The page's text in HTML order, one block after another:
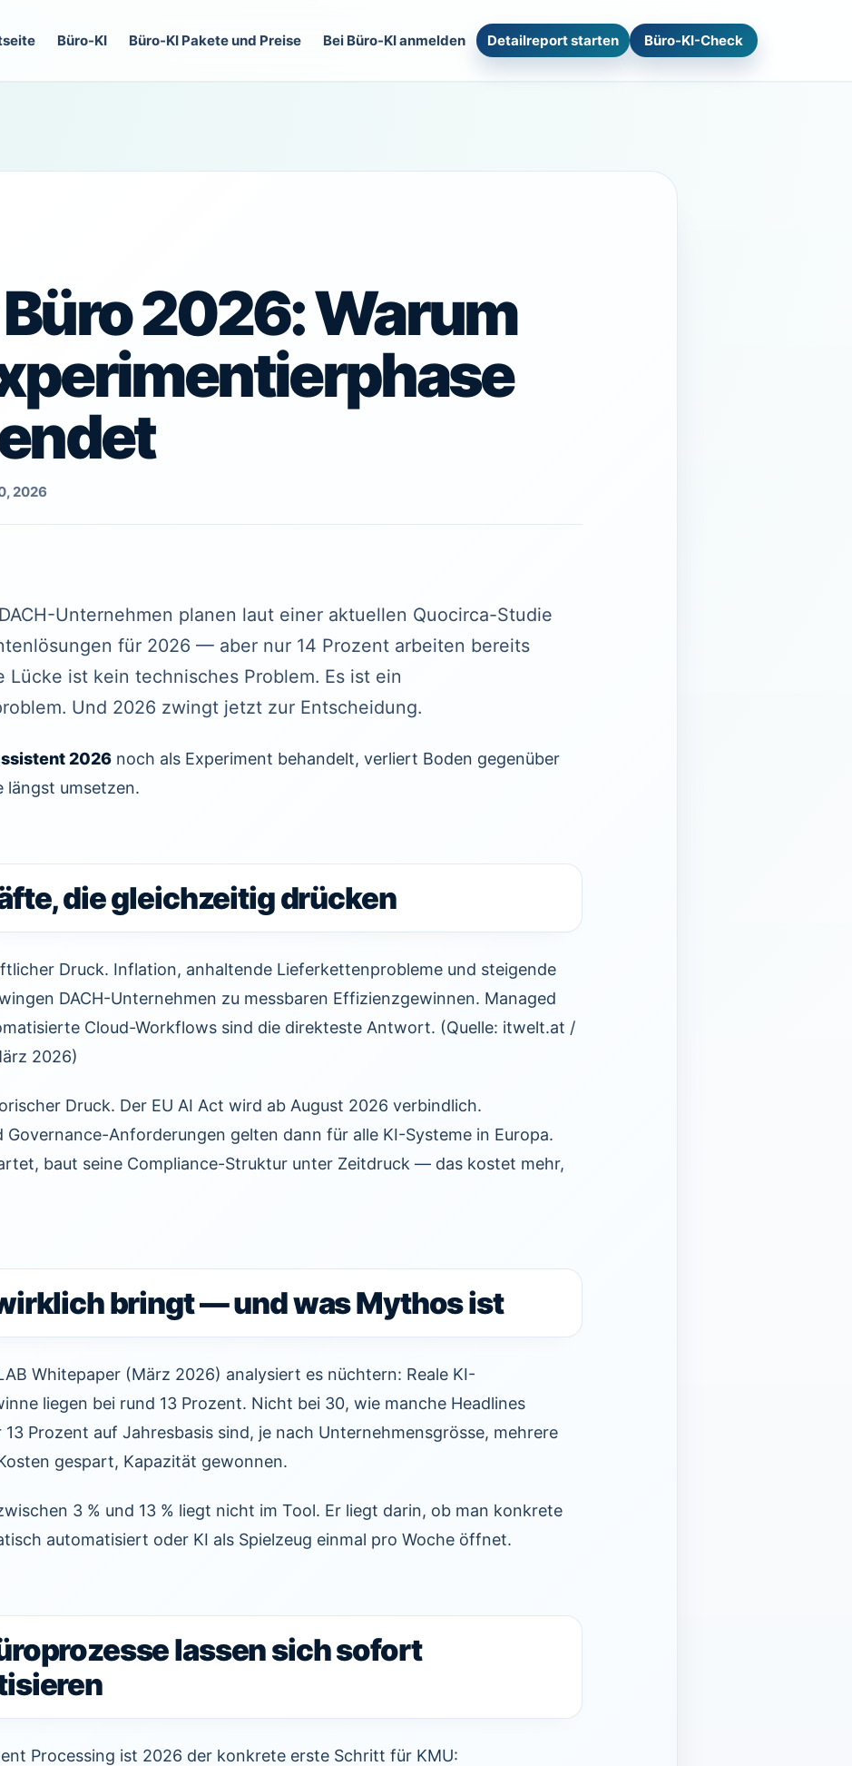
Büro-KI Büro-KI Pakete und Preise Bei Büro-KI anmelden Detailreport starten Büro-KI-Check
Büro 2026: Warum
2026
Unternehmen planen laut einer aktuellen Quocirca-Studie
für 2026 — aber nur 14 Prozent arbeiten bereits
Lücke ist kein technisches Problem. Es ist ein
Und 2026 zwingt jetzt zur Entscheidung.
2026 noch als Experiment behandelt, verliert Boden gegenüber
längst umsetzen.
die gleichzeitig drücken
Druck. Inflation, anhaltende Lieferkettenprobleme und steigende
DACH-Unternehmen zu messbaren Effizienzgewinnen. Managed
Cloud-Workflows sind die direkteste Antwort. (Quelle: itwelt.at /
2026)
Druck. Der EU AI Act wird ab August 2026 verbindlich.
Governance-Anforderungen gelten dann für alle KI-Systeme in Europa.
baut seine Compliance-Struktur unter Zeitdruck — das kostet mehr,
bringt — und was Mythos ist
Whitepaper (März 2026) analysiert es nüchtern: Reale KI-
liegen bei rund 13 Prozent. Nicht bei 30, wie manche Headlines
13 Prozent auf Jahresbasis sind, je nach Unternehmensgrösse, mehrere
gespart, Kapazität gewonnen.
3 % und 13 % liegt nicht im Tool. Er liegt darin, ob man konkrete
automatisiert oder KI als Spielzeug einmal pro Woche öffnet.
lassen sich sofort
Processing ist 2026 der konkrete erste Schritt für KMU: